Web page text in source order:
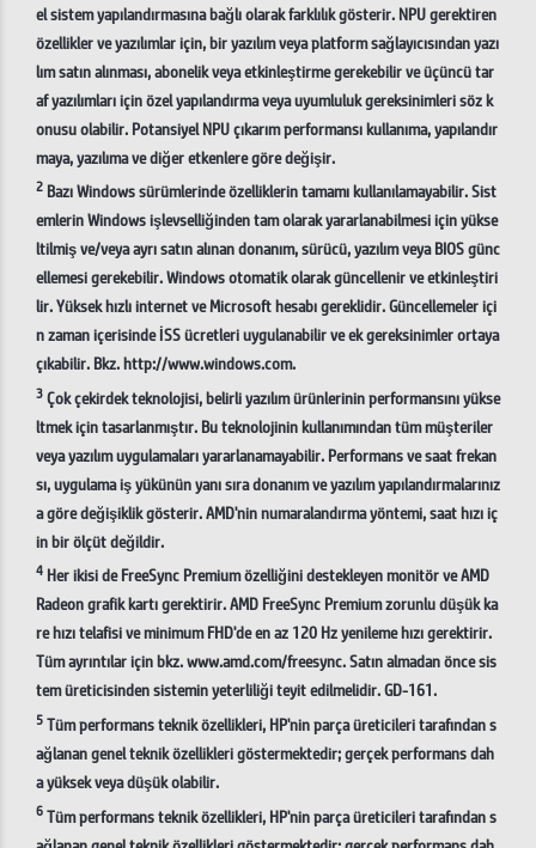
el sistem yapılandırmasına bağlı olarak farklılık gösterir. NPU gerektiren
özellikler ve yazılımlar için, bir yazılım veya platform sağlayıcısından yazı
lım satın alınması, abonelik veya etkinleştirme gerekebilir ve üçüncü tar
af yazılımları için özel yapılandırma veya uyumluluk gereksinimleri söz k
onusu olabilir. Potansiyel NPU çıkarım performansı kullanıma, yapılandır
maya, yazılıma ve diğer etkenlere göre değişir.
2 Bazı Windows sürümlerinde özelliklerin tamamı kullanılamayabilir. Sist
emlerin Windows işlevselliğinden tam olarak yararlanabilmesi için yükse
ltilmiş ve/veya ayrı satın alınan donanım, sürücü, yazılım veya BIOS günc
ellemesi gerekebilir. Windows otomatik olarak güncellenir ve etkinleştiri
lir. Yüksek hızlı internet ve Microsoft hesabı gereklidir. Güncellemeler içi
n zaman içerisinde İSS ücretleri uygulanabilir ve ek gereksinimler ortaya
çıkabilir. Bkz. http://www.windows.com.
3Çok çekirdek teknolojisi, belirli yazılım ürünlerinin performansını yükse
ltmek için tasarlanmıştır. Bu teknolojinin kullanımından tüm müşteriler
veya yazılım uygulamaları yararlanamayabilir. Performans ve saat frekan
sı, uygulama iş yükünün yanı sıra donanım ve yazılım yapılandırmalarınız
a göre değişiklik gösterir. AMD'nin numaralandırma yöntemi, saat hızı iç
in bir ölçüt değildir.
4 Her ikisi de FreeSync Premium özelliğini destekleyen monitör ve AMD
Radeon grafik kartı gerektirir. AMD FreeSync Premium zorunlu düşük ka
re hızı telafisi ve minimum FHD'de en az 120 Hz yenileme hızı gerektirir.
Tüm ayrıntılar için bkz. www.amd.com/freesync. Satın almadan önce sis
tem üreticisinden sistemin yeterliliği teyit edilmelidir. GD-161.
5Tüm performans teknik özellikleri, HP'nin parça üreticileri tarafından s
ağlanan genel teknik özellikleri göstermektedir; gerçek performans dah
a yüksek veya düşük olabilir.
6Tüm performans teknik özellikleri, HP'nin parça üreticileri tarafından s
ağlanan genel teknik özellikleri göstermektedir; gerçek performans dah